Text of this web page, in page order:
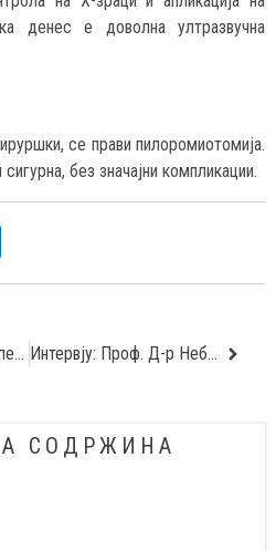
денес е доволна ултразвучна
се прави пилоромиотомија.
без значајни компликации.
Како да препознаете алергично дете? Интервју: Проф. Д-р Небојша Тасиќ – Кардиолог: И младите жени се изложени на ризикот од инфаркт
СОДРЖИНА